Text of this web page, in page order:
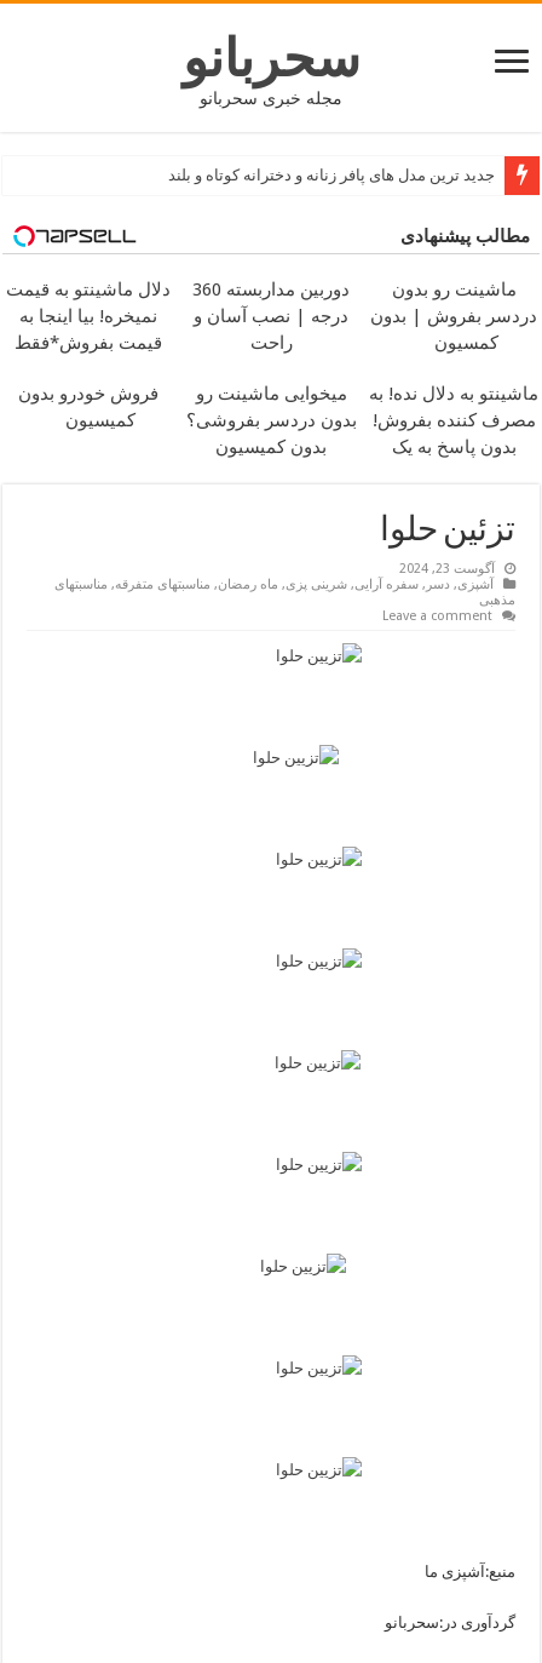
سحربانو
مجله خبری سحربانو
جدید ترین مدل های پافر زنانه و دخترانه کوتاه و بلند
بهترین کسب و کار و شغل های نیمه وقت مناسب دانشجویان
مطالب پیشنهادی
ماشینت رو بدون
دردسر بفروش | بدون
کمسیون
دوربین مداربسته 360
درجه | نصب آسان و
راحت
دلال ماشینتو به قیمت
نمیخره! بیا اینجا به
قیمت بفروش*فقط
ماشینتو به دلال نده! به
مصرف کننده بفروش!
بدون پاسخ به یک
میخوایی ماشینت رو
بدون دردسر بفروشی؟
بدون کمیسیون
فروش خودرو بدون
کمیسیون
تزئین حلوا
آگوست 23, 2024
آشپزی, دسر ,سفره آرایی,شرینی پزی, ماه رمضان, مناسبتهای متفرقه, مناسبتهای
مذهبی
Leave a comment
منبع:آشپزی ما
گردآوری در:سحربانو